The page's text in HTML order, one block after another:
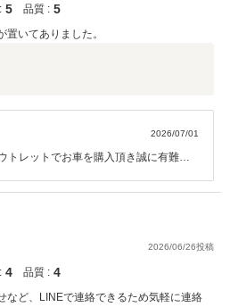
5 品質 : 5
いてありました。
2026/07/01
レットでお車を購入頂き誠に有難う
ナンスなどのお車のことで何か御座い
。今後とも末永いお付き合いの程宜し
2026/06/26投稿
4 品質 : 4
など、LINEで連絡できるため気軽に連絡